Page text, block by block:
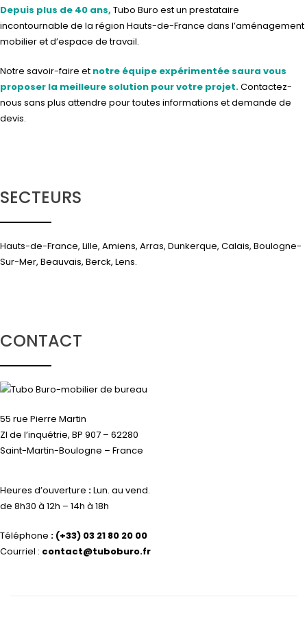
Depuis plus de 40 ans, Tubo Buro est un prestataire
incontournable de la région Hauts-de-France dans l’aménagement
mobilier et d’espace de travail.
Notre savoir-faire et notre équipe expérimentée saura vous
proposer la meilleure solution pour votre projet.Contactez-
nous sans plus attendre pour toutes informations et demande de
devis.
SECTEURS
Hauts-de-France, Lille, Amiens, Arras, Dunkerque, Calais, Boulogne-
Sur-Mer, Beauvais, Berck, Lens.
CONTACT
55 rue Pierre Martin
ZI de l’inquétrie, BP 907 – 62280
Saint-Martin-Boulogne – France
Heures d’ouverture :Lun. au vend.
de 8h30 à 12h – 14h à 18h
Téléphone : (+33) 03 21 80 20 00
Courriel : contact@tuboburo.fr